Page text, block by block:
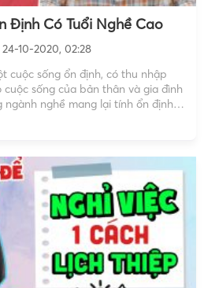
Định Có Tuổi Nghề Cao
24-10-2020, 02:28
cuộc sống ổn định, có thu nhập
sống của bản thân và gia đình
nghề mang lại tính ổn định